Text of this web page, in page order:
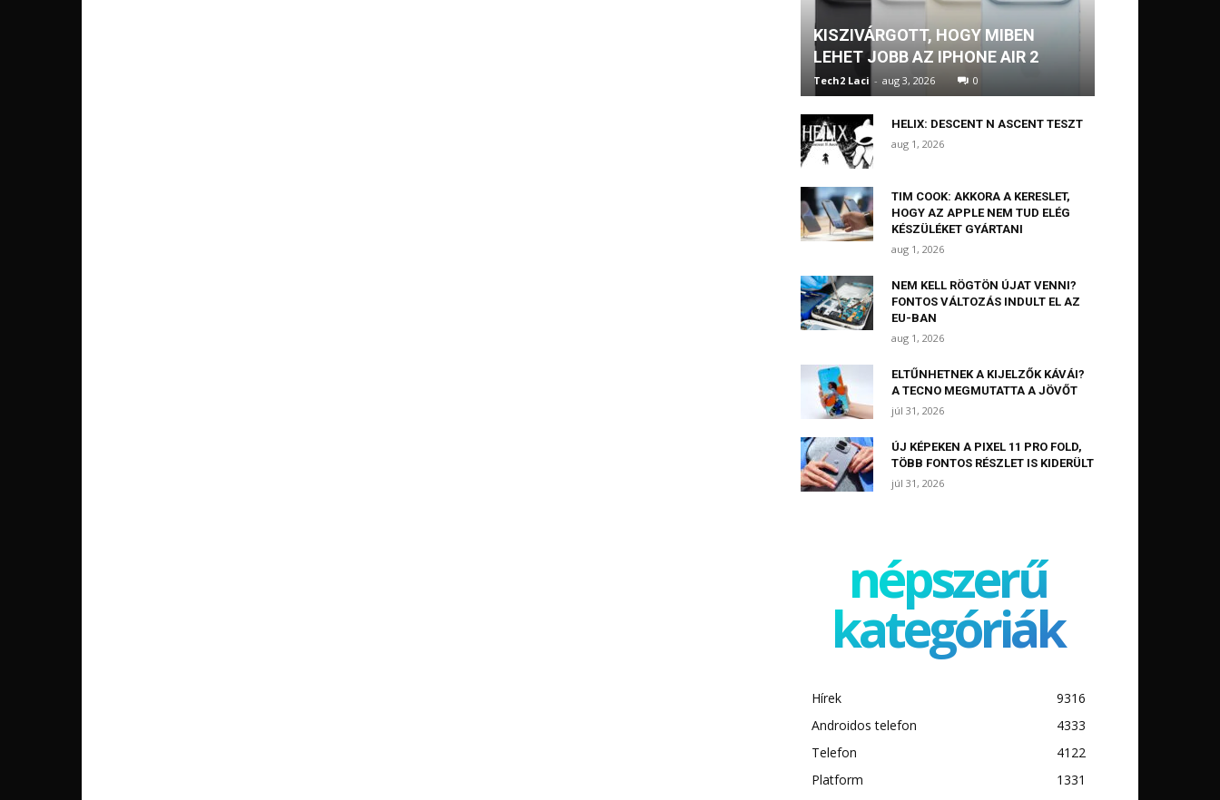
KISZIVÁRGOTT, HOGY MIBEN
LEHET JOBB AZ IPHONE AIR 2
Tech2 Laci - aug 3, 2026 0
HELIX: DESCENT N ASCENT TESZT
aug 1, 2026
TIM COOK: AKKORA A KERESLET,
HOGY AZ APPLE NEM TUD ELÉG
KÉSZÜLÉKET GYÁRTANI
aug 1, 2026
NEM KELL RÖGTÖN ÚJAT VENNI?
FONTOS VÁLTOZÁS INDULT EL AZ
EU-BAN
aug 1, 2026
ELTŰNHETNEK A KIJELZŐK KÁVÁI?
A TECNO MEGMUTATTA A JÖVŐT
júl 31, 2026
ÚJ KÉPEKEN A PIXEL 11 PRO FOLD,
TÖBB FONTOS RÉSZLET IS KIDERÜLT
júl 31, 2026
népszerű
kategóriák
Hírek
9316
Androidos telefon
4333
Telefon
4122
Platform
1331